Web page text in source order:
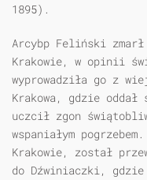
1895).
Arcybp Feliński
Krakowie, w opinii
wyprowadziła go z
Krakowa, gdzie
uczcił zgon
wspaniałym
Krakowie, został
do Dźwiniaczki,